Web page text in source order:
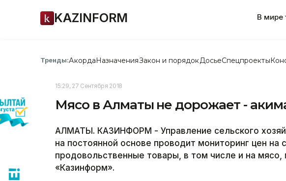
KAZINFORM В мире
Тренды:АкордаНазначенияЗакон и порядок ДосьеСпецпроекты
15:29, 27 Сентября 2018
Мясо в Алматы не дорожает -
АЛМАТЫ. КАЗИНФОРМ - Управление сельского
на постоянной основе проводит мониторинг цен на
продовольственные товары, в том числе и на
«Казинформ».